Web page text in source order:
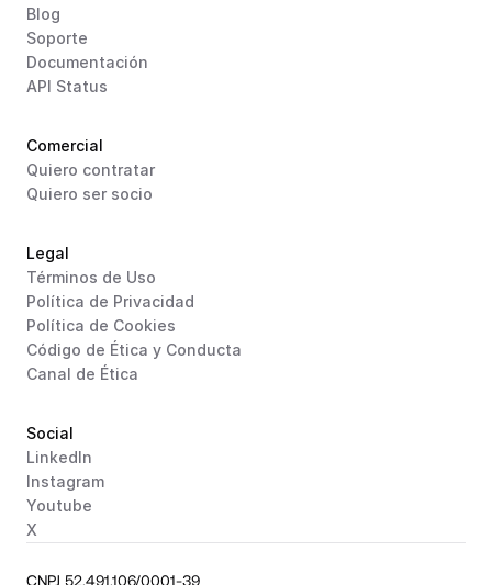
Blog
Soporte
Documentación
API Status
Comercial
Quiero contratar
Quiero ser socio
Legal
Términos de Uso
Política de Privacidad
Política de Cookies
Código de Ética y Conducta
Canal de Ética
Social
LinkedIn
Instagram
Youtube
X
CNPJ 52.491.106/0001-39